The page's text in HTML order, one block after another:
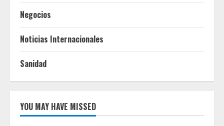
Negocios
Noticias Internacionales
Sanidad
YOU MAY HAVE MISSED